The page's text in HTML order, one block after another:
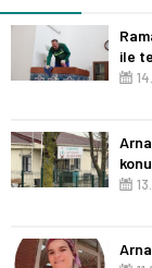
ile